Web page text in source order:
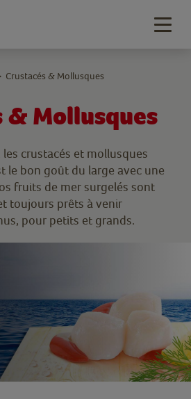
& Mollusques
crustacés et mollusques
le bon goût du large avec une
fruits de mer surgelés sont
toujours prêts à venir
pour petits et grands.
Crustacés & Mollusques